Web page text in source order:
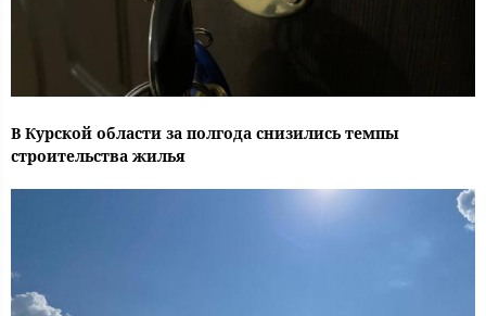
В Курской области за полгода снизились темпы
строительства жилья